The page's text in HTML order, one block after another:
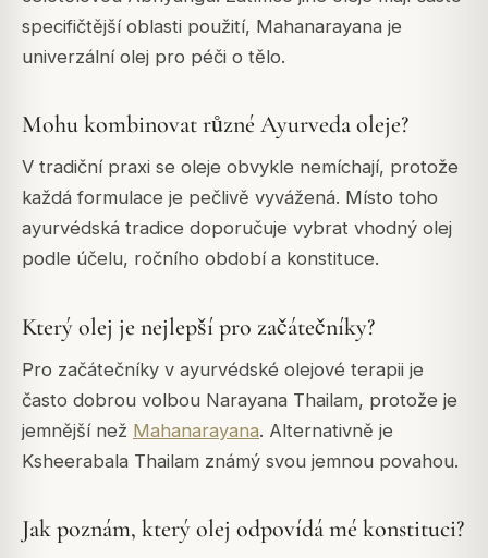
specifičtější oblasti použití, Mahanarayana je
univerzální olej pro péči o tělo.
Mohu kombinovat různé Ayurveda oleje?
V tradiční praxi se oleje obvykle nemíchají, protože
každá formulace je pečlivě vyvážená. Místo toho
ayurvédská tradice doporučuje vybrat vhodný olej
podle účelu, ročního období a konstituce.
Který olej je nejlepší pro začátečníky?
Pro začátečníky v ayurvédské olejové terapii je
často dobrou volbou Narayana Thailam, protože je
jemnější než Mahanarayana. Alternativně je
Ksheerabala Thailam známý svou jemnou povahou.
Jak poznám, který olej odpovídá mé konstituci?